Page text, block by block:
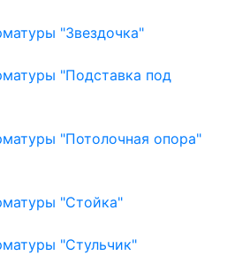
"Звездочка"
"Подставка под
"Потолочная опора"
"Стойка"
"Стульчик"